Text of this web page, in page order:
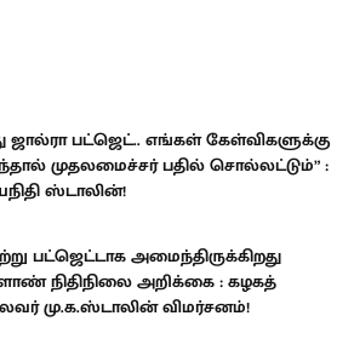
ஜால்ரா பட்ஜெட்.. எங்கள் கேள்விகளுக்கு
முதலமைச்சர் பதில் சொல்லட்டும்” :
ஸ்டாலின்!
பட்ஜெட்டாக அமைந்திருக்கிறது
நிதிநிலை அறிக்கை : கழகத்
மு.க.ஸ்டாலின் விமர்சனம்!